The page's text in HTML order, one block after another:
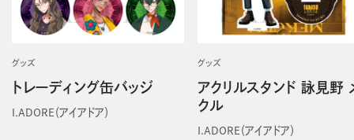
グッズ
トレーディング缶バッジ
I.ADORE（アイアドア）
グッズ
アクリルスタンド 詠見野
クル
I.ADORE（アイアドア）